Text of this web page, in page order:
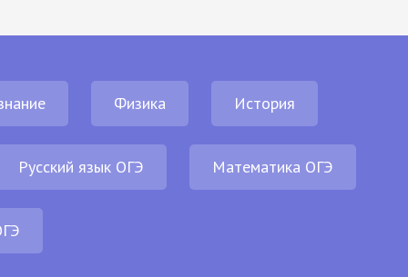
Физика История
Русский язык ОГЭ Математика ОГЭ